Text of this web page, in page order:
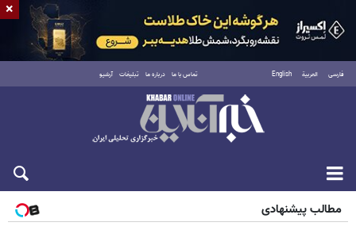
فارسی العربية English تماس با ما درباره ما تبلیغات آرشیو
جمعه ۱۶ مرداد ۱۴۰۵
مطالب پیشنهادی
×